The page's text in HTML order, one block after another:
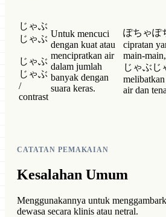
じゃぶ
じゃぶ
じゃぶ
じゃぶ
/
contrast
Untuk mencuci
dengan kuat atau
mencipratkan air
dalam jumlah
banyak dengan
suara keras.
ぽちゃぽ
cipratan
main-
じゃぶじ
air dan
CATATAN PEMAKAIAN
Kesalahan Umum
Menggunakannya untuk
dewasa secara klinis atau netral.